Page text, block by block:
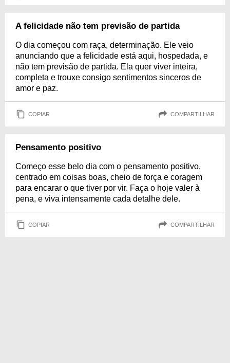
A felicidade não tem previsão de partida
O dia começou com raça, determinação. Ele veio
anunciando que a felicidade está aqui, hospedada, e
não tem previsão de partida. Ela quer viver inteira,
completa e trouxe consigo sentimentos sinceros de
amor e paz.
COPIAR COMPARTILHAR
Pensamento positivo
Começo esse belo dia com o pensamento positivo,
centrado em coisas boas, cheio de força e coragem
para encarar o que tiver por vir. Faça o hoje valer à
pena, e viva intensamente cada detalhe dele.
COPIAR COMPARTILHAR